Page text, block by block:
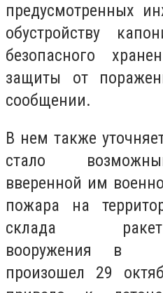
предусмотренных
обустройству
безопасного
защиты от
сообщении.
В нем также
стало
вверенной им
пожара на
склада ракетно-
вооружения в
произошел 29